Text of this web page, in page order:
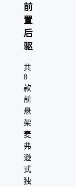
前
置
后
驱
共
8
款
前
悬
架
麦
弗
逊
式
独